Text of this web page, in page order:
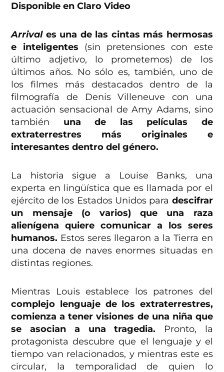
Disponible en Claro Video
Arrivales una de las cintas más hermosas
e inteligentes (sin pretensiones con este
último adjetivo, lo prometemos) de los
últimos años. No sólo es, también, uno de
los filmes más destacados dentro de la
filmografía de Denis Villeneuve con una
actuación sensacional de Amy Adams, sino
también una de las películas de
extraterrestres más originales e
interesantes dentro del género.
La historia sigue a Louise Banks, una
experta en lingüística que es llamada por el
ejército de los Estados Unidos para descifrar
un mensaje (o varios) que una raza
alienígena quiere comunicar a los seres
humanos. Estos seres llegaron a la Tierra en
una docena de naves enormes situadas en
distintas regiones.
Mientras Louis establece los patrones del
complejo lenguaje de los extraterrestres,
comienza a tener visiones de una niña que
se asocian a una tragedia. Pronto, la
protagonista descubre que el lenguaje y el
tiempo van relacionados, y mientras este es
circular, la temporalidad de quien lo